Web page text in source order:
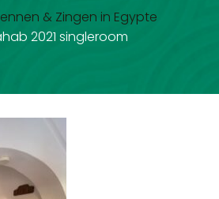
& Zingen in Egypte
2021 singleroom